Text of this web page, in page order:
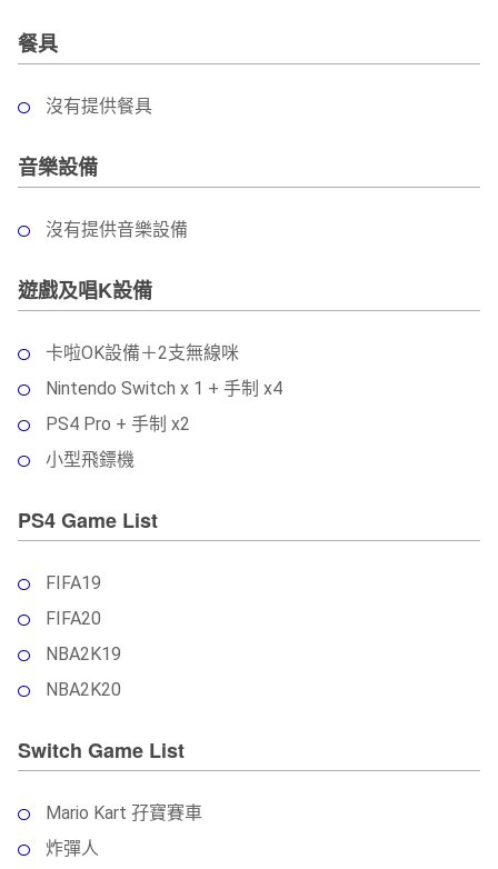
餐具
沒有提供餐具
音樂設備
沒有提供音樂設備
遊戲及唱K設備
卡啦OK設備＋2支無線咪
Nintendo Switch x 1 + 手制 x4
PS4 Pro + 手制 x2
小型飛鏢機
PS4 Game List
FIFA19
FIFA20
NBA2K19
NBA2K20
Switch Game List
Mario Kart 孖寶賽車
炸彈人